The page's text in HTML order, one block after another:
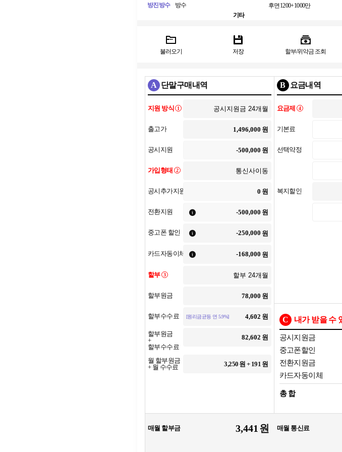
방진방수 방수
후면 1200+1000만
기타
불러오기 저장 할부/위약금 조회
A 단말구매내역
지원 방식 1
출고가 원
공시지원 원
가입형태 2
공시추가지원 원
전환지원 원
중고폰 할인 원
카드자동이체 원
할부 3
할부원금 원
할부수수료 [원리금균등 연 5.9%] 원
할부원금
+
할부수수료
원
월 할부원금
+ 월 수수료
3,250 원 + 191 원
B 요금내역
요금제 4
기본료
선택약정
복지할인
C 내가 받을 수
공시지원금
중고폰할인
전환지원금
카드자동이체
총 합
매월 할부금 원 매월 통신료